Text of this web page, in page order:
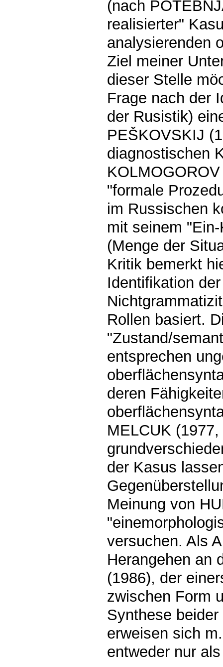
(nach
realisierter"
analysierenden
Ziel meiner
dieser Stelle
Frage nach der
der Rusistik)
PEŠKOVSKIJ
diagnostischen
"formale
im Russischen
mit seinem
(Menge der
Kritik bemerkt
Identifikation
Rollen basiert.
"Zustand/
entsprechen
deren
MELCUK
der Kasus
Meinung von
versuchen. Als
Herangehen an
(1986), der
zwischen Form
Synthese
erweisen sich
entweder nur